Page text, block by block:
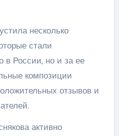
несколько
стали
в России, но и за ее
композиции
отзывов и
активно